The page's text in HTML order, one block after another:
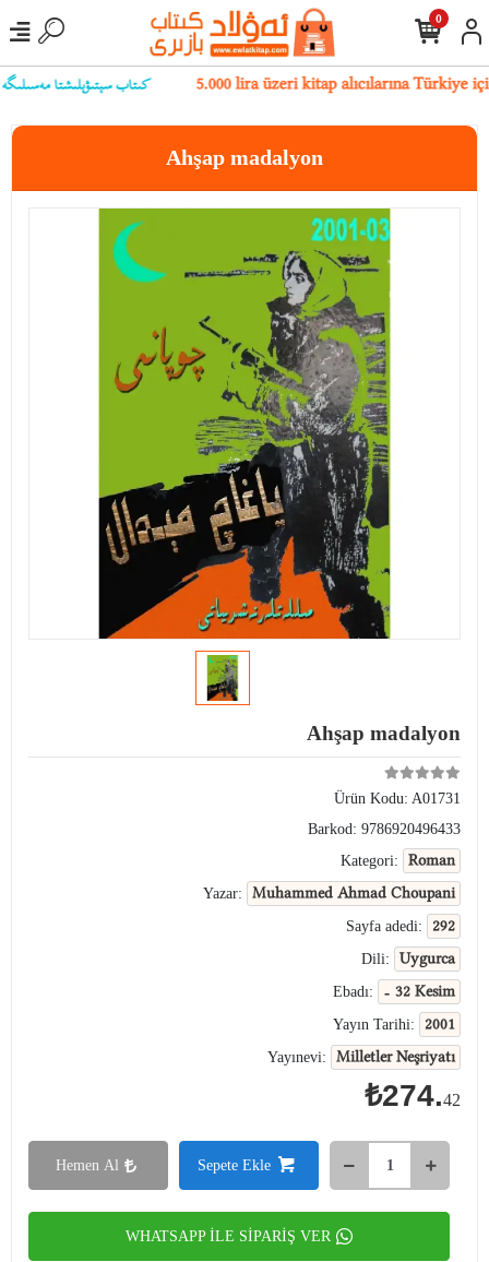
كىتاب سېتىۋېلىشتا مەسىلىگە 5.000 lira üzeri kitap alıcılarına Türkiye
0
Ahşap madalyon
Ahşap madalyon
Ürün Kodu: A01731
Barkod: 9786920496433
Kategori:
Roman
Yazar: Muhammed Ahmad Choupani
Sayfa adedi: 292
Dili: Uygurca
Ebadı: - 32 Kesim
Yayın Tarihi: 2001
Yayınevi: Milletler Neşriyatı
₺274.42
Sepete Ekle
Hemen Al
WHATSAPP İLE SİPARİŞ VER